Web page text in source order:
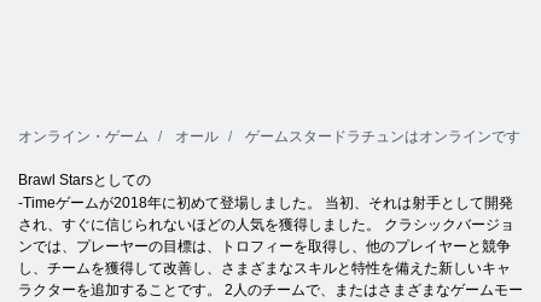
オンライン・ゲーム オール ゲームスタードラチュンはオンラインです
Brawl Starsとしての
-Timeゲームが2018年に初めて登場しました。 当初、それは射手として開発
され、すぐに信じられないほどの人気を獲得しました。 クラシックバージョ
ンでは、プレーヤーの目標は、トロフィーを取得し、他のプレイヤーと競争
し、チームを獲得して改善し、さまざまなスキルと特性を備えた新しいキャ
ラクターを追加することです。 2人のチームで、またはさまざまなゲームモー